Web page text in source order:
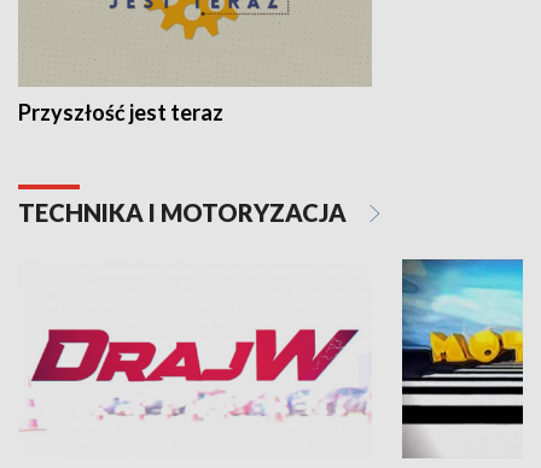
Przyszłość jest teraz
TECHNIKA I MOTORYZACJA